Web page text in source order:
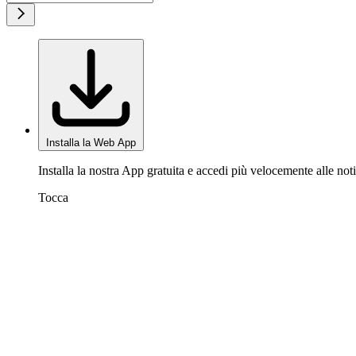
Installa la Web App
Installa la nostra App gratuita e accedi più velocemente alle
Tocca